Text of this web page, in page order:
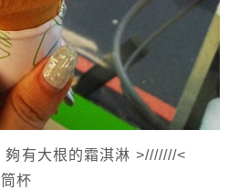
有大根的霜淇淋 >///////<
杯